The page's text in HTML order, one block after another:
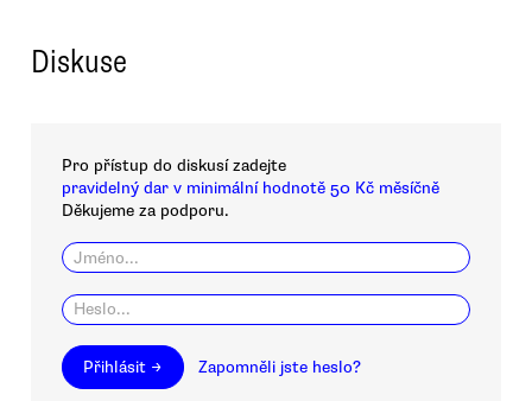
Diskuse
Pro přístup do diskusí zadejte
pravidelný dar v minimální hodnotě 50 Kč měsíčně
Děkujeme za podporu.
Přihlásit → Zapomněli jste heslo?